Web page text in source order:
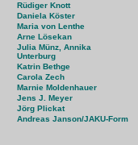
Rüdiger Knott
Daniela Köster
Maria von Lenthe
Arne Lösekan
Julia Münz, Annika
Unterburg
Katrin Bethge
Carola Zech
Marnie Moldenhauer
Jens J. Meyer
Jörg Plickat
Andreas Janson/JAKU-Form